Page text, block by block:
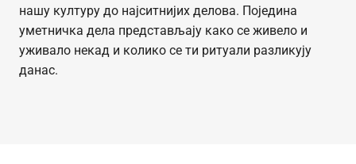
нашу културу до најситнијих делова. Поједина
уметничка дела представљају како се живело и
уживало некад и колико се ти ритуали разликују
данас.